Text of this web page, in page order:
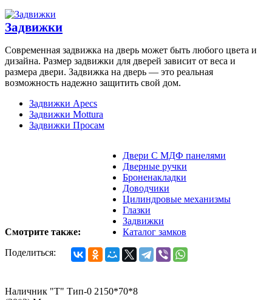
Задвижки
Современная задвижка на дверь может быть любого цвета и
дизайна. Размер задвижки для дверей зависит от веса и
размера двери. Задвижка на дверь — это реальная
возможность надежно защитить свой дом.
Задвижки Apecs
Задвижки Mottura
Задвижки Просам
Смотрите также:
Двери С МДФ панелями
Дверные ручки
Броненакладки
Доводчики
Цилиндровые механизмы
Глазки
Задвижки
Каталог замков
Поделиться:
Наличник "Т" Тип-0 2150*70*8